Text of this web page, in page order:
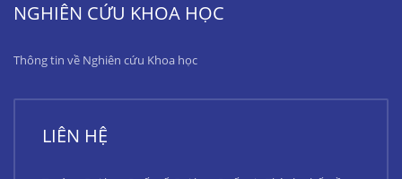
NGHIÊN CỨU KHOA HỌC
Thông tin về Nghiên cứu Khoa học
LIÊN HỆ